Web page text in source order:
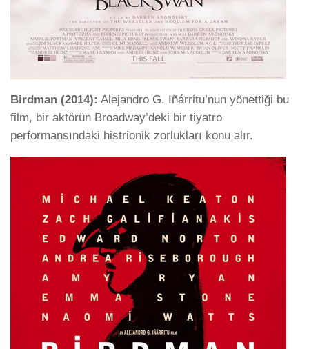
Birdman (2014): Alejandro G. Iñárritu’nun yönettiği bu
film, bir aktörün Broadway’deki bir tiyatro
performansındaki histrionik zorlukları konu alır.